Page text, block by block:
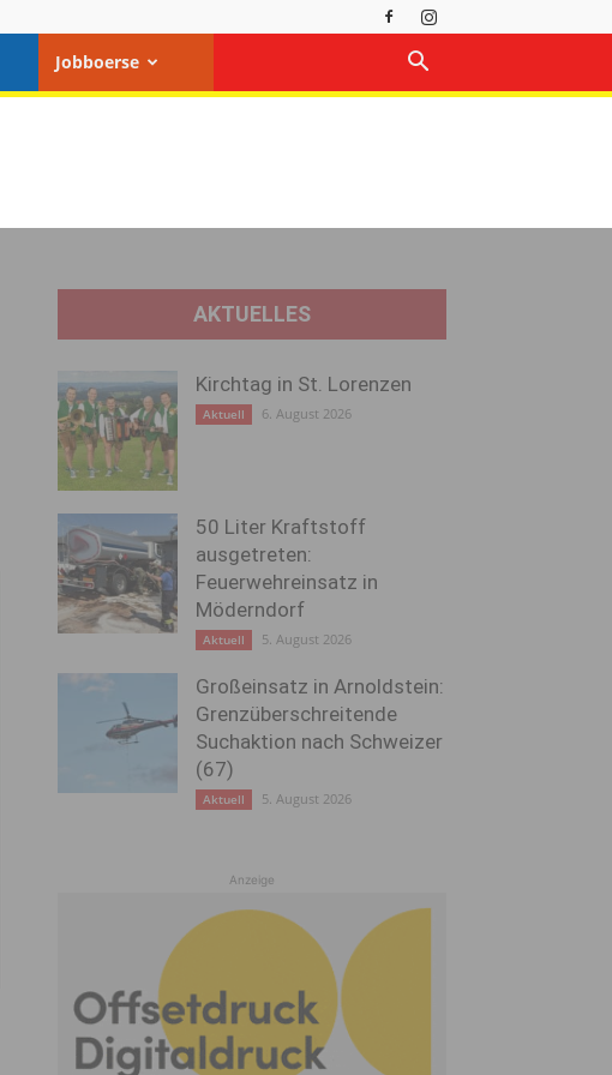
Jobboerse
AKTUELLES
Kirchtag in St. Lorenzen
Aktuell 6. August 2026
50 Liter Kraftstoff
ausgetreten:
Feuerwehreinsatz in
Möderndorf
Aktuell 5. August 2026
Großeinsatz in Arnoldstein:
Grenzüberschreitende
Suchaktion nach Schweizer
(67)
Aktuell 5. August 2026
Anzeige